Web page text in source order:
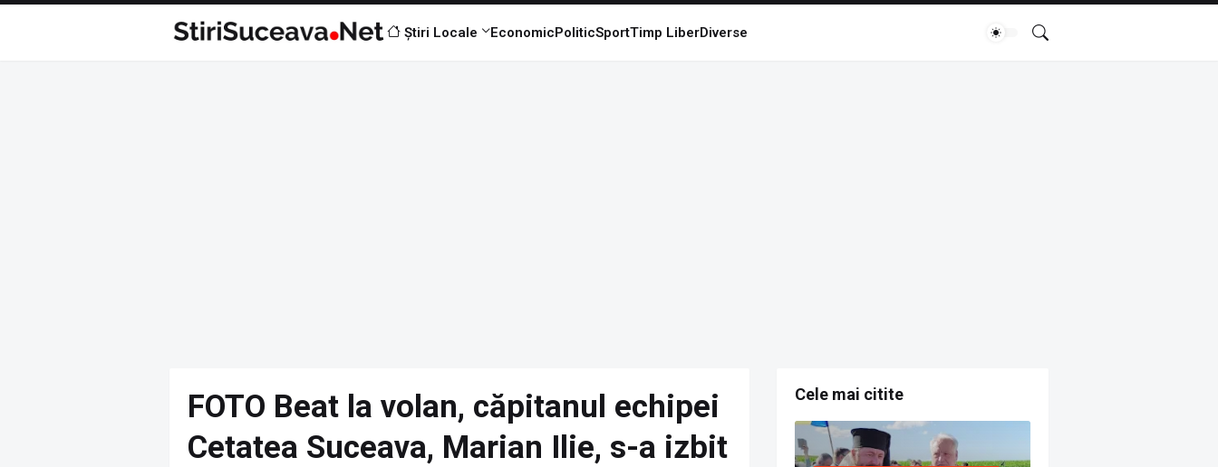
Știri Locale EconomicPoliticSportTimp LiberDiverse
FOTO Beat la volan, căpitanul echipei
Cetatea Suceava, Marian Ilie, s-a izbit
Cele mai citite